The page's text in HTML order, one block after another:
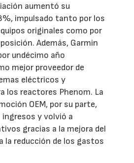
aumentó su
impulsado tanto por los
originales como por
Además, Garmin
undécimo año
mejor proveedor de
eléctricos y
los reactores Phenom. La
OEM, por su parte,
ingresos y volvió a
gracias a la mejora del
la reducción de los gastos